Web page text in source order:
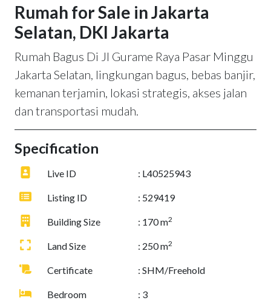
Rumah for Sale in Jakarta
Selatan, DKI Jakarta
Rumah Bagus Di Jl Gurame Raya Pasar Minggu
Jakarta Selatan, lingkungan bagus, bebas banjir,
kemanan terjamin, lokasi strategis, akses jalan
dan transportasi mudah.
Specification
Live ID : L40525943
Listing ID : 529419
Building Size : 170 m2
Land Size : 250 m2
Certificate : SHM/Freehold
Bedroom : 3